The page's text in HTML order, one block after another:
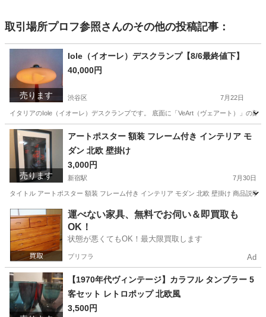
取引場所プロフ参照さんのその他の投稿記事：
売ります
Iole（イオーレ）デスクランプ【8/6最終値下】
40,000円
渋谷区 7月22日
イタリアのIole（イオーレ）デスクランプです。 底面に「VeArt（ヴェアート）」の
東京 渋谷区 照明器具 ダルトン
売ります
アートポスター 額装 フレーム付き インテリア モ
ダン 北欧 壁掛け
3,000円
新宿駅 7月30日
タイトル アートポスター 額装 フレーム付き インテリア モダン 北欧 壁掛け 商品説
東京 渋谷区 新宿駅 インテリア雑貨/小物
運べない家具、無料でお伺い＆即買取も
OK！
状態が悪くてもOK！最大限買取します
プリフラ Ad
【1970年代ヴィンテージ】カラフル タンブラー 5
客セット レトロポップ 北欧風
3,500円